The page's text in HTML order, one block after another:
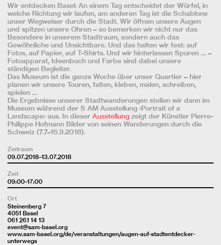
Wir entdecken Basel: An einem Tag entscheidet der Würfel, in
welche Richtung wir laufen, am anderen Tag ist die Schablone
unser Wegweiser durch die Stadt. Wir öffnen unsere Augen
und spitzen unsere Ohren – so bemerken wir nicht nur das
Besondere in unserem Stadtraum, sondern auch das
Gewöhnliche und Unsichtbare. Und das halten wir fest: auf
Fotos, auf Papier, auf T-Shirts. Und wir hinterlassen Spuren … –
Fotoapparat, Ideenbuch und Farbe sind dabei unsere
ständigen Begleiter.
Das Museum ist die ganze Woche über unser Quartier – hier
planen wir unsere Touren, falten, kleben, malen, schreiben,
spielen …
Die Ergebnisse unserer Stadtwanderungen stellen wir dann im
Museum während der S AM Ausstellung ‹Portrait of a
Landscape› aus. In dieser Ausstellung zeigt der Künstler Pierre-
Philippe Hofmann Bilder von seinen Wanderungen durch die
Schweiz (7.7–16.9.2018).
Zeitraum
09.07.2018–13.07.2018
Zeit
09:00–17:00
Ort
Steinenberg 7
4051 Basel
061 261 14 13
event@sam-basel.org
www.sam-basel.org/de/veranstaltungen/augen-auf-stadtentdecker-
unterwegs